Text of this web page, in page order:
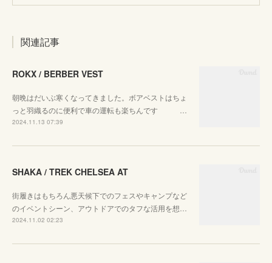
関連記事
ROKX / BERBER VEST
朝晩はだいぶ寒くなってきました。ボアベストはちょ
っと羽織るのに便利で車の運転も楽ちんです …
2024.11.13 07:39
SHAKA / TREK CHELSEA AT
街履きはもちろん悪天候下でのフェスやキャンプなど
のイベントシーン、アウトドアでのタフな活用を想…
2024.11.02 02:23